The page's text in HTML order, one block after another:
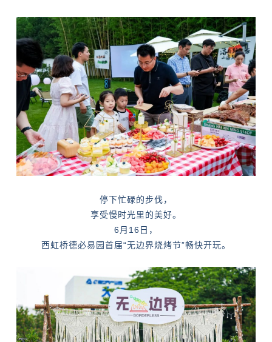
停下忙碌的步伐，
享受慢时光里的美好。
6月16日，
西虹桥德必易园首届“无边界烧烤节”畅快开玩。